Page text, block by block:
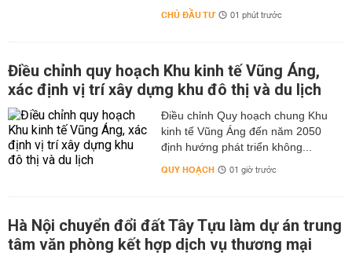
CHỦ ĐẦU TƯ 01 phút trước
Điều chỉnh quy hoạch Khu kinh tế Vũng Áng,
xác định vị trí xây dựng khu đô thị và du lịch
Điều chỉnh Quy hoạch chung Khu
kinh tế Vũng Áng đến năm 2050
định hướng phát triển không...
QUY HOẠCH 01 giờ trước
Hà Nội chuyển đổi đất Tây Tựu làm dự án trung
tâm văn phòng kết hợp dịch vụ thương mại